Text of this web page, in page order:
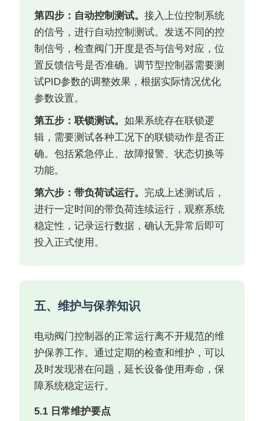
第四步：自动控制测试。接入上位控制系统
的信号，进行自动控制测试。发送不同的控
制信号，检查阀门开度是否与信号对应，位
置反馈信号是否准确。调节型控制器需要测
试PID参数的调整效果，根据实际情况优化
参数设置。
第五步：联锁测试。如果系统存在联锁逻
辑，需要测试各种工况下的联锁动作是否正
确。包括紧急停止、故障报警、状态切换等
功能。
第六步：带负荷试运行。 完成上述测试后，
进行一定时间的带负荷连续运行，观察系统
稳定性，记录运行数据，确认无异常后即可
投入正式使用。
五、维护与保养知识
电动阀门控制器的正常运行离不开规范的维
护保养工作。通过定期的检查和维护，可以
及时发现潜在问题，延长设备使用寿命，保
障系统稳定运行。
5.1 日常维护要点